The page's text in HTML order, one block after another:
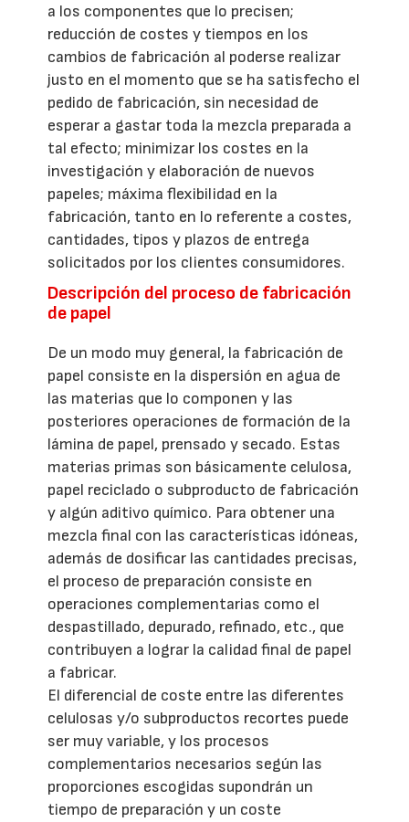
a los componentes que lo precisen;
reducción de costes y tiempos en los
cambios de fabricación al poderse realizar
justo en el momento que se ha satisfecho el
pedido de fabricación, sin necesidad de
esperar a gastar toda la mezcla preparada a
tal efecto; minimizar los costes en la
investigación y elaboración de nuevos
papeles; máxima flexibilidad en la
fabricación, tanto en lo referente a costes,
cantidades, tipos y plazos de entrega
solicitados por los clientes consumidores.
Descripción del proceso de fabricación
de papel
De un modo muy general, la fabricación de
papel consiste en la dispersión en agua de
las materias que lo componen y las
posteriores operaciones de formación de la
lámina de papel, prensado y secado. Estas
materias primas son básicamente celulosa,
papel reciclado o subproducto de fabricación
y algún aditivo químico. Para obtener una
mezcla final con las características idóneas,
además de dosificar las cantidades precisas,
el proceso de preparación consiste en
operaciones complementarias como el
despastillado, depurado, refinado, etc., que
contribuyen a lograr la calidad final de papel
a fabricar.
El diferencial de coste entre las diferentes
celulosas y/o subproductos recortes puede
ser muy variable, y los procesos
complementarios necesarios según las
proporciones escogidas supondrán un
tiempo de preparación y un coste